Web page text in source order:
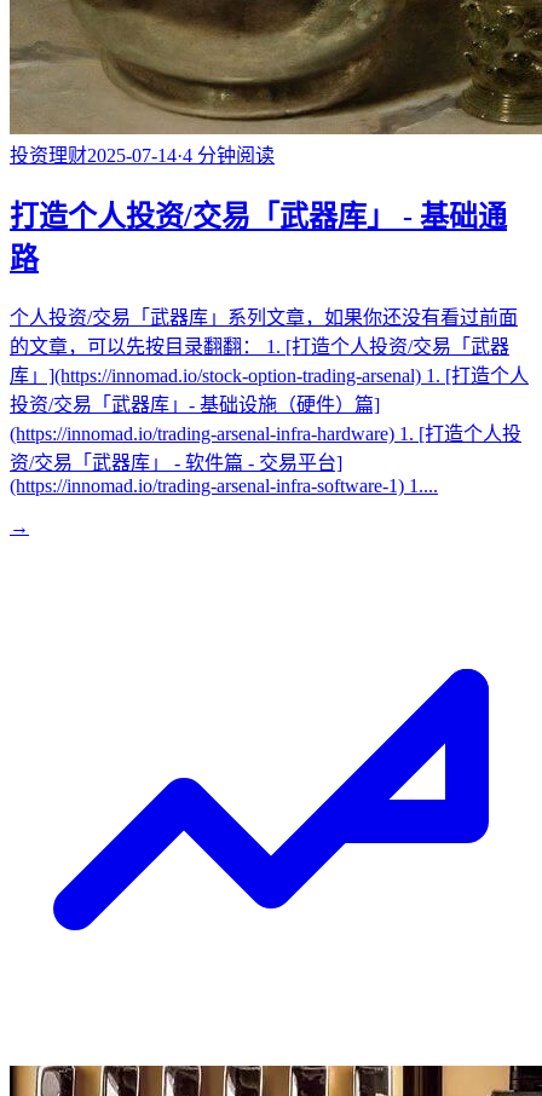
投资理财2025-07-14·4 分钟阅读
打造个人投资/交易「武器库」 - 基础通
路
个人投资/交易「武器库」系列文章，如果你还没有看过前面
的文章，可以先按目录翻翻： 1. [打造个人投资/交易「武器
库」](https://innomad.io/stock-option-trading-arsenal) 1. [打造个人
投资/交易「武器库」- 基础设施（硬件）篇]
(https://innomad.io/trading-arsenal-infra-hardware) 1. [打造个人投
资/交易「武器库」 - 软件篇 - 交易平台]
(https://innomad.io/trading-arsenal-infra-software-1) 1....
→